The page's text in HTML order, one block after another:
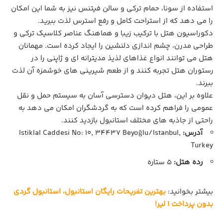
استفاده از سونا، حمام ترکی و سالن فیتنس نیز به شما این امکان
را می ‌دهد که از استراحت کامل و رفع استرس لذت ببرید.
دکوراسیون هتل با ترکیب زیبا و هماهنگ عناصر کلاسیک ترکی و
طراحی مدرن، چشم‌ اندازی د‌لنشین را ایجاد کرده است. مهمانان
هتل می ‌توانند انواع غذاهای لذیذ مدیترانه ‌ای و ژاپنی را در
رستوران هتل تجربه کنند و از طعم شیرینی ‌های خوشمزه آن لذت
ببرند.
علاوه بر این، هتل دیوان دسترسی آسان به سیستم حمل و نقل
عمومی را فراهم کرده است که به گردشگران امکان می‌ دهد به
راحتی از جاذبه های مختلف استانبول بازدید کنند.
آدرس: Istiklal Caddesi No: 10, 34437 Beyoğlu/Istanbul,
Turkey
رده هتل:
بیشتر بخوانید: بهترین تفریحات رایگان استانبول، استانبول گردی
بدون پرداخت ۱ لیر!